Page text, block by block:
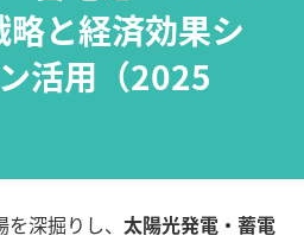
と経済効果シ
活用（2025
深掘りし、 太陽光発電・蓄電